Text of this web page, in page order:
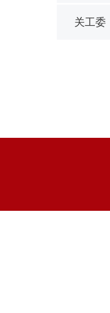
关工委